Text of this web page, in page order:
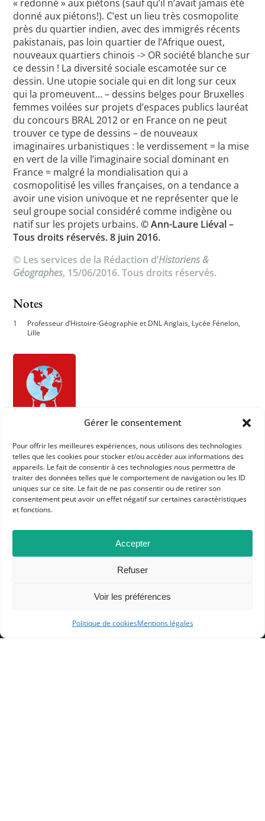
Gérer le consentement
Pour offrir les meilleures expériences, nous utilisons des technologies
telles que les cookies pour stocker et/ou accéder aux informations des
appareils. Le fait de consentir à ces technologies nous permettra de
traiter des données telles que le comportement de navigation ou les ID
uniques sur ce site. Le fait de ne pas consentir ou de retirer son
consentement peut avoir un effet négatif sur certaines caractéristiques
et fonctions.
Accepter
Refuser
Voir les préférences
Politique de cookiesMentions légales
« redonné » aux piétons (sauf qu’il n’avait jamais été
donné aux piétons!). C’est un lieu très cosmopolite
près du quartier indien, avec des immigrés récents
pakistanais, pas loin quartier de l’Afrique ouest,
nouveaux quartiers chinois -> OR société blanche sur
ce dessin ! La diversité sociale escamotée sur ce
dessin. Une utopie sociale qui en dit long sur ceux
qui la promeuvent… – dessins belges pour Bruxelles
femmes voilées sur projets d’espaces publics lauréat
du concours BRAL 2012 or en France on ne peut
trouver ce type de dessins – de nouveaux
imaginaires urbanistiques : le verdissement = la mise
en vert de la ville l’imaginaire social dominant en
France = malgré la mondialisation qui a
cosmopolitisé les villes françaises, on a tendance a
avoir une vision univoque et ne représenter que le
seul groupe social considéré comme indigène ou
natif sur les projets urbains.© Ann-Laure Liéval –
Tous droits réservés. 8 juin 2016.
© Les services de la Rédaction d’Historiens &
Géographes, 15/06/2016. Tous droits réservés.
Notes
Professeur d’Histoire-Géographie et DNL Anglais, Lycée Fénelon,
Lille
APHG